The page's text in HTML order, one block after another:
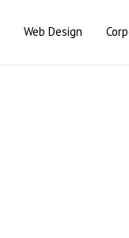
Web Design